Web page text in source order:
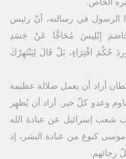
الخاص.
الرسول في رسالته، أنّ رئيس
إِبْلِيسَ مُحَاجًّا عَنْ جَسَدِ
حُكْمَ افْتِرَاءٍ، بَلْ قَالَ لِيَنْتَهِرْكَ
أراد أن يعمل ضلالة عظيمة
وعدو كلّ خير. أراد أن يُظهِر
إسرائيل عن عبادة الله
موسى كنوع من عبادة البشر، إذ
رجائهم.